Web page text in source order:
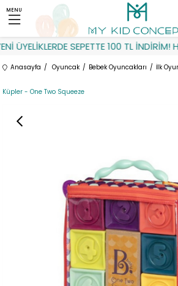
ÜYELİKLERDE SEPETTE 100 TL İNDİRİM!
MENU
Anasayfa Oyuncak Bebek Oyuncakları İlk
Küpler - One Two Squeeze